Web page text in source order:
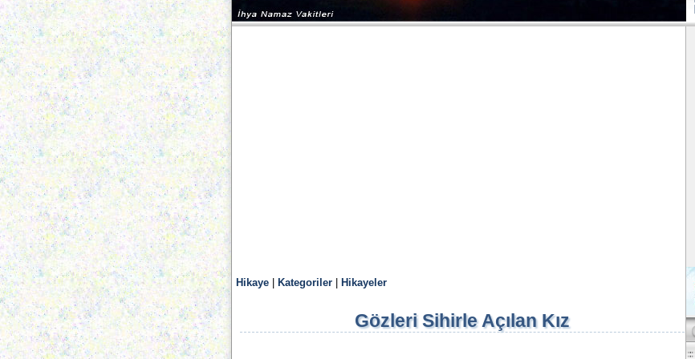
Hikaye Kategoriler Hikayeler
Gözleri Sihirle Açılan Kız